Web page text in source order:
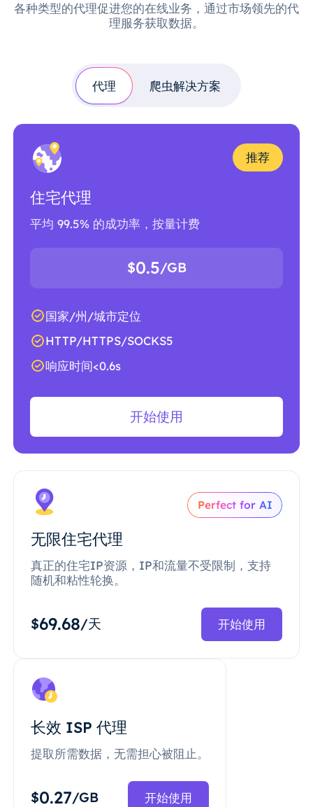
各种类型的代理促进您的在线业务，通过市场领先的代
理服务获取数据。
代理 爬虫解决方案
推荐
住宅代理
平均 99.5% 的成功率，按量计费
$0.5/GB
国家/州/城市定位
HTTP/HTTPS/SOCKS5
响应时间<0.6s
开始使用
Perfect for AI
无限住宅代理
真正的住宅IP资源，IP和流量不受限制，支持
随机和粘性轮换。
$69.68/天 开始使用
长效 ISP 代理
提取所需数据，无需担心被阻止。
$0.27/GB 开始使用